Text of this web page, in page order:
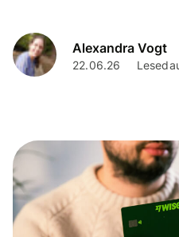
Alexandra Vogt
22.06.26